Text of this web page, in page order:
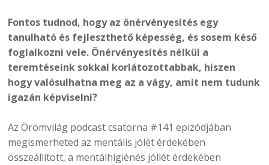
Fontos tudnod, hogy az önérvényesítés egy
tanulható és fejleszthető képesség, és sosem késő
foglalkozni vele. Önérvényesítés nélkül a
teremtéseink sokkal korlátozottabbak, hiszen
hogy valósulhatna meg az a vágy, amit nem tudunk
igazán képviselni?
Az Örömvilág podcast csatorna #141 epizódjában
megismerheted az mentális jólét érdekében
összeállított, a mentálhigiénés jóllét érdekében